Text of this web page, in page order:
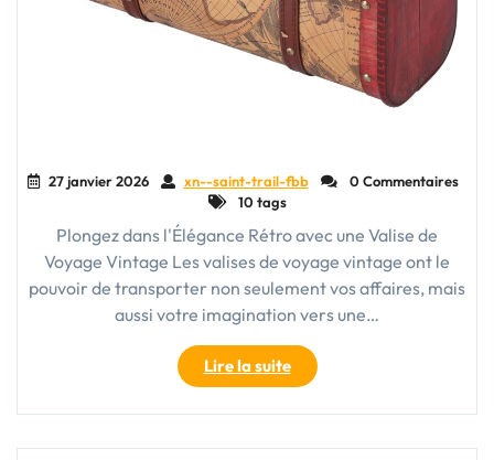
27 janvier 2026 xn--saint-trail-fbb
0 Commentaires
10 tags
Plongez dans l'Élégance Rétro avec une Valise de
Voyage Vintage Les valises de voyage vintage ont le
pouvoir de transporter non seulement vos affaires, mais
aussi votre imagination vers une…
Lire la suite"Découvrez
l’Élégance
Intemporelle